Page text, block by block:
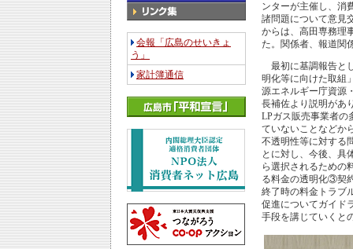
会報「広島のせいきょ
う」
家計簿通信
ンターが主催し、消
諸問題について意見
からは、高田専務理
た。関係者、報道関
最初に基調報告と
明化等に向けた取組
源エネルギー庁資源
長補佐より説明があ
LPガス販売事業者の
ていないことなどか
不透明性等に対する
とに対し、今後、具
ら選択されるための
る料金の透明化③契
終了時の料金トラブ
促進についてガイド
手段を講じていくと